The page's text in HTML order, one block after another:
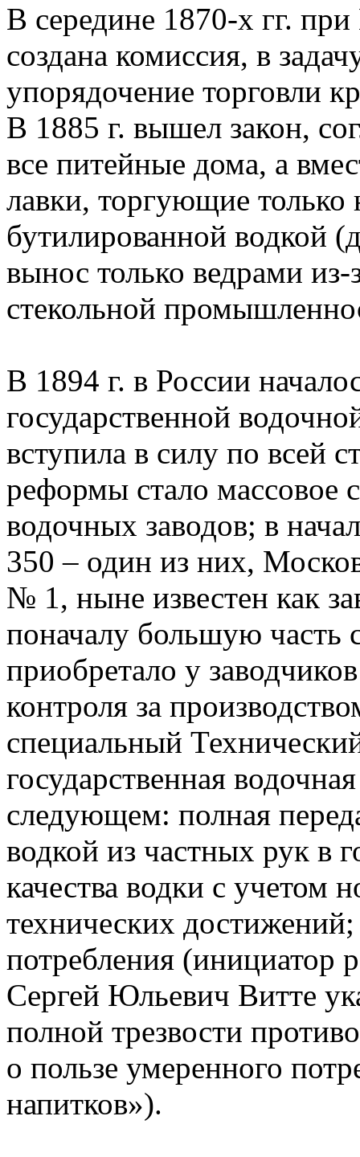
В середине 1870-х гг.
создана комиссия, в
упорядочение торговли
В 1885 г. вышел закон,
все питейные дома, а
лавки, торгующие
бутилированной водкой
вынос только ведрами из-
стекольной
В 1894 г. в России
государственной
вступила в силу по всей
реформы стало массовое
водочных заводов; в
350 – один из них,
№ 1, ныне известен как
поначалу большую часть
приобретало у
контроля за
специальный
государственная
следующем: полная
водкой из частных рук в
качества водки с учетом
технических
потребления
Сергей Юльевич Витте
полной трезвости
о пользе умеренного
напитков»).